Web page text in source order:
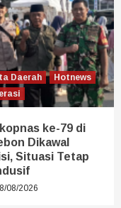
Daerah
Hotnews
ke-79 di
Dikawal
Situasi Tetap
08/2026